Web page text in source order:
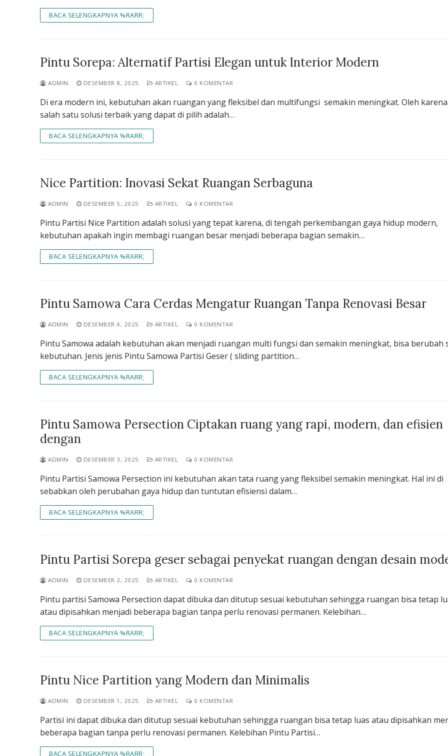
BACA SELENGKAPNYA %RARR;
Pintu Sorepa: Alternatif Partisi Elegan untuk Interior Modern
ADMIN DESEMBER 8, 2025 ARTIKEL 0 KOMENTAR
Di era modern ini, kebutuhan akan ruangan yang fleksibel dan multifungsi semakin meningkat. Oleh
salah satu solusi terbaik yang dapat di pilih adalah…
BACA SELENGKAPNYA %RARR;
Nice Partition: Inovasi Sekat Ruangan Serbaguna
ADMIN DESEMBER 5, 2025 ARTIKEL 0 KOMENTAR
Pintu Partisi Nice Partition adalah solusi yang tepat karena, di tengah perkembangan gaya hidup modern,
kebutuhan apakah ingin membagi ruangan besar menjadi beberapa bagian semakin…
BACA SELENGKAPNYA %RARR;
Pintu Samowa Cara Cerdas Mengatur Ruangan Tanpa Renovasi Besar
ADMIN DESEMBER 4, 2025 ARTIKEL 0 KOMENTAR
Pintu Samowa adalah kebutuhan akan menjadi ruangan multi fungsi dan semakin meningkat, bisa berubah
kebutuhan. Jenis jenis Pintu Samowa Partisi Geser ( sliding partition…
BACA SELENGKAPNYA %RARR;
Pintu Samowa Persection Ciptakan ruang yang rapi, modern, dan efisien
dengan
ADMIN DESEMBER 3, 2025 ARTIKEL 0 KOMENTAR
Pintu Partisi Samowa Persection ini kebutuhan akan tata ruang yang fleksibel semakin meningkat. Hal ini di
sebabkan oleh perubahan gaya hidup dan tuntutan efisiensi dalam…
BACA SELENGKAPNYA %RARR;
Pintu Partisi Sorepa geser sebagai penyekat ruangan dengan desain
ADMIN DESEMBER 2, 2025 ARTIKEL 0 KOMENTAR
Pintu partisi Samowa Persection dapat dibuka dan ditutup sesuai kebutuhan sehingga ruangan bisa tetap
atau dipisahkan menjadi beberapa bagian tanpa perlu renovasi permanen. Kelebihan…
BACA SELENGKAPNYA %RARR;
Pintu Nice Partition yang Modern dan Minimalis
ADMIN DESEMBER 1, 2025 ARTIKEL 0 KOMENTAR
Partisi ini dapat dibuka dan ditutup sesuai kebutuhan sehingga ruangan bisa tetap luas atau dipisahkan
beberapa bagian tanpa perlu renovasi permanen. Kelebihan Pintu Partisi…
BACA SELENGKAPNYA %RARR;